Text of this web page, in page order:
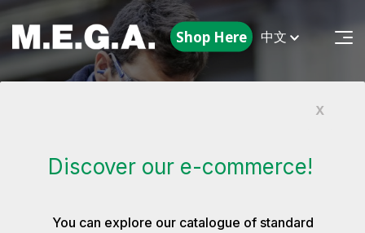
Shop Here 中文
我们的服务
X
Discover our e-commerce!
You can explore our catalogue of standard